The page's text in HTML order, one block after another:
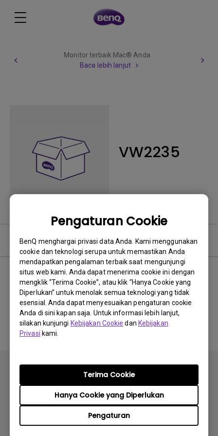
Pengaturan Cookie
BenQ menghargai privasi data Anda. Kami menggunakan
cookie dan teknologi serupa untuk memastikan Anda
mendapatkan pengalaman terbaik saat mengunjungi
situs web kami. Anda dapat menerima cookie ini dengan
mengklik “Terima Cookie”, atau klik “Hanya Cookie yang
Diperlukan” untuk menolak semua teknologi yang tidak
esensial. Anda dapat menyesuaikan pengaturan cookie
Anda di sini kapan saja. Untuk informasi lebih lanjut,
silakan kunjungi Kebijakan Cookie dan Kebijakan
Privasi kami.
Pengaturan
Hanya Cookie yang Diperlukan
Terima Cookie
Monitor terbaik Mac® Anda
Baca lebih lanjut
VW2235
Perangkat Lunak
Tidak ada perangkat lunak
&amp; driver terkait